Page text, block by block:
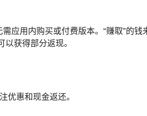
应用内购买或付费版本。“赚取”的
获得部分返现。
优惠和现金返还。